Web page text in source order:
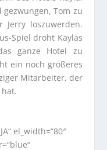
Tom zu
Jerry loszuwerden.
Spiel droht Kaylas
ganze Hotel zu
ein noch größeres
Mitarbeiter, der
el_width=“80″